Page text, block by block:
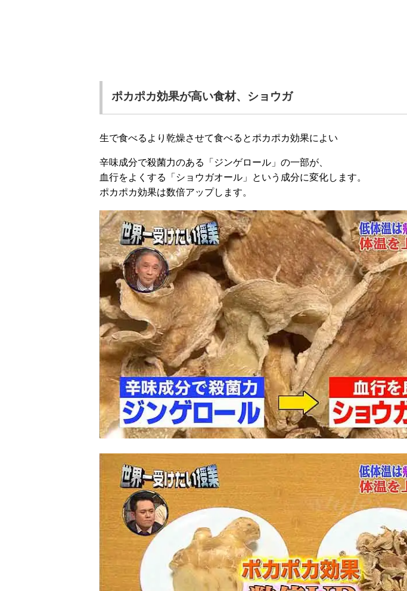
ポカポカ効果が高い食材、ショウガ
生で食べるより乾燥させて食べるとポカポカ効果によい
辛味成分で殺菌力のある「ジンゲロール」の一部が、
血行をよくする「ショウガオール」という成分に変化します。
ポカポカ効果は数倍アップします。